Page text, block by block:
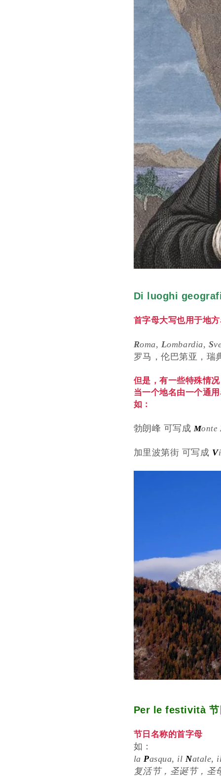
Di luoghi
首字母大写也用于地
Roma, Lombardia, S
罗马，伦巴第亚，瑞
但是，有一些特殊情
当一个地名由一个通
如：
勃朗峰 可写成 Monte
加里波第街 可写成 V
Per le festività 节
节日名称的首字母
如：
laPasqua, ilNatale,
复活节，圣诞节，圣